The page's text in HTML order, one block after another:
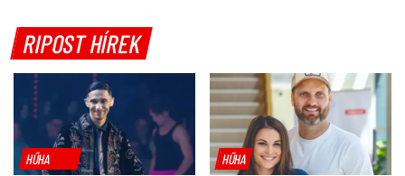
RIPOST HÍREK
HŰHA HŰHA